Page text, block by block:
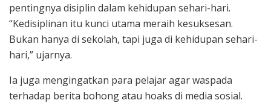
pentingnya disiplin dalam kehidupan sehari-hari.
“Kedisiplinan itu kunci utama meraih kesuksesan.
Bukan hanya di sekolah, tapi juga di kehidupan sehari-
hari,” ujarnya.
Ia juga mengingatkan para pelajar agar waspada
terhadap berita bohong atau hoaks di media sosial.